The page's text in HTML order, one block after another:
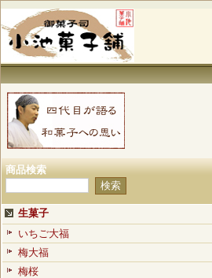
商品検索
生菓子
いちご大福
梅大福
梅桜